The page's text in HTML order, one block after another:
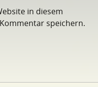
in diesem
speichern.